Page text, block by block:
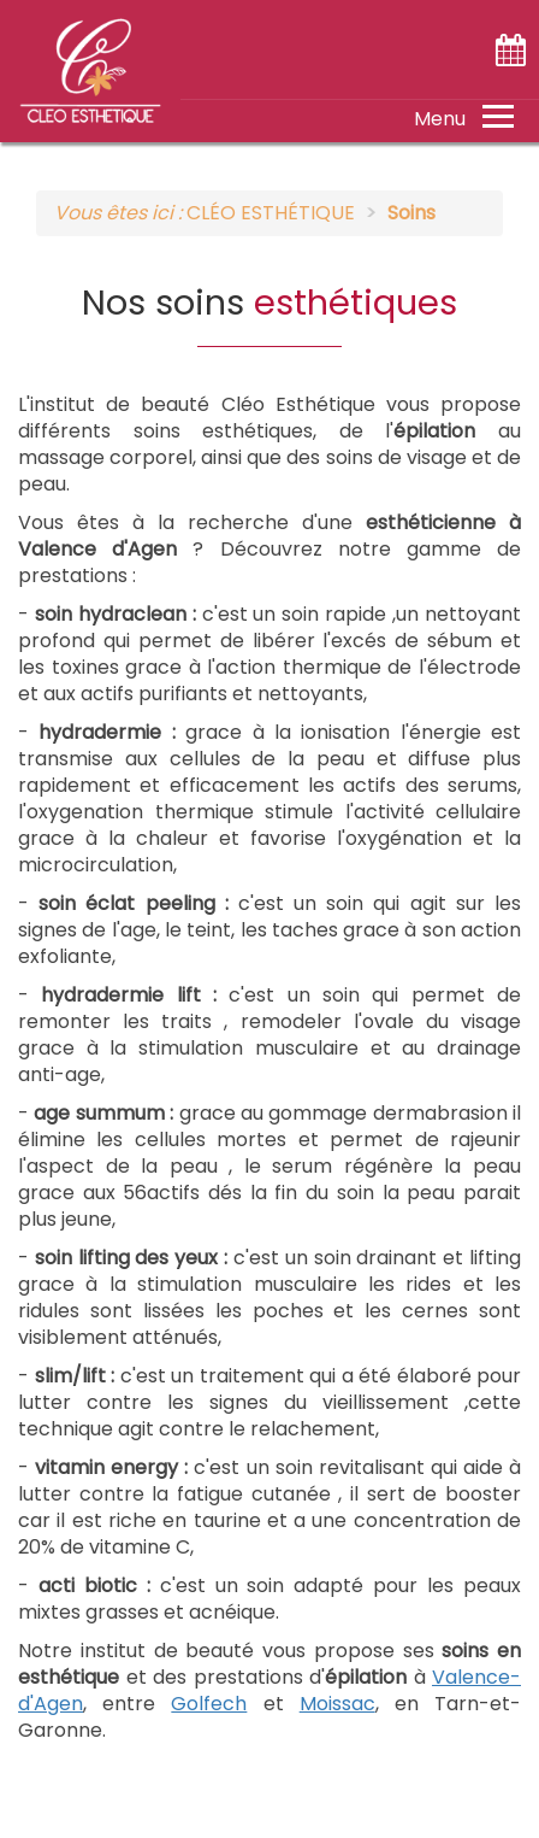
TARIFS
DÉTENTE
CONTACT
Vous êtes ici :CLÉO ESTHÉTIQUE Soins
Nos soins esthétiques
L'institut de beauté Cléo Esthétique vous propose
différents soins esthétiques, de l'épilation au
massage corporel, ainsi que des soins de visage et de
peau.
Vous êtes à la recherche d'une esthéticienne à
Valence d'Agen ? Découvrez notre gamme de
prestations :
- soin hydraclean : c'est un soin rapide ,un nettoyant
profond qui permet de libérer l'excés de sébum et
les toxines grace à l'action thermique de l'électrode
et aux actifs purifiants et nettoyants,
- hydradermie :grace à la ionisation l'énergie est
transmise aux cellules de la peau et diffuse plus
rapidement et efficacement les actifs des serums,
l'oxygenation thermique stimule l'activité cellulaire
grace à la chaleur et favorise l'oxygénation et la
microcirculation,
-soin éclat peeling : c'est un soin qui agit sur les
signes de l'age, le teint, les taches grace à son action
exfoliante,
- hydradermie lift : c'est un soin qui permet de
remonter les traits , remodeler l'ovale du visage
grace à la stimulation musculaire et au drainage
anti-age,
-age summum : grace au gommage dermabrasion il
élimine les cellules mortes et permet de rajeunir
l'aspect de la peau , le serum régénère la peau
grace aux 56actifs dés la fin du soin la peau parait
plus jeune,
- soin lifting des yeux : c'est un soin drainant et lifting
grace à la stimulation musculaire les rides et les
ridules sont lissées les poches et les cernes sont
visiblement atténués,
- slim/lift : c'est un traitement qui a été élaboré pour
lutter contre les signes du vieillissement ,cette
technique agit contre le relachement,
-vitamin energy :c'est un soin revitalisant qui aide à
lutter contre la fatigue cutanée , il sert de booster
car il est riche en taurine et a une concentration de
20% de vitamine C,
- acti biotic : c'est un soin adapté pour les peaux
mixtes grasses et acnéique.
Notre institut de beauté vous propose sessoins en
esthétique et des prestations d'épilation à Valence-
d'Agen, entreGolfech et Moissac, en Tarn-et-
Garonne.